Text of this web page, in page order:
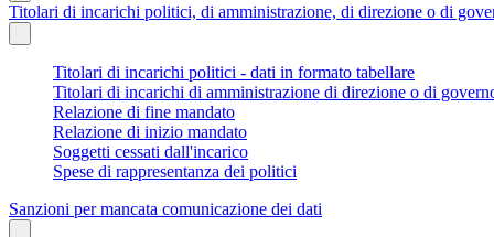
Titolari di incarichi politici, di amministrazione, di direzione o di
Titolari di incarichi politici - dati in formato tabellare
Titolari di incarichi di amministrazione di direzione o di
Relazione di fine mandato
Relazione di inizio mandato
Soggetti cessati dall'incarico
Spese di rappresentanza dei politici
Sanzioni per mancata comunicazione dei dati